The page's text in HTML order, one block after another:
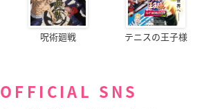
呪術廻戦 テニスの王子様
OFFICIAL SNS